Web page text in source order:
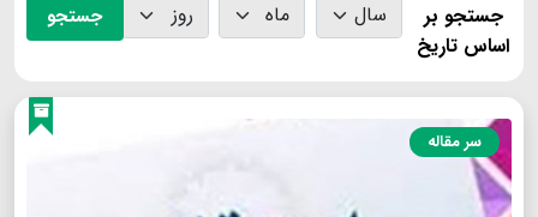
جستجو بر
اساس تاریخ
جستجو
سر مقاله